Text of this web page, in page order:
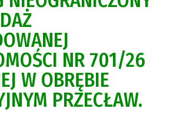
NR 701/26
W OBRĘBIE
PRZECŁAW.